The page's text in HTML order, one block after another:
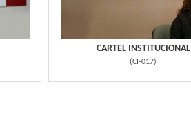
CARTEL INSTITUCIONAL
(CI-017)